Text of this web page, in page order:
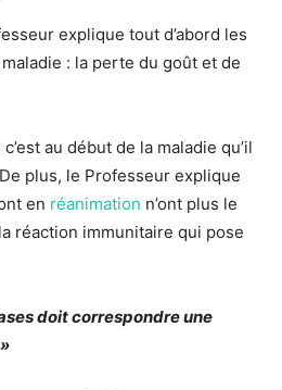
explique tout d’abord les
: la perte du goût et de
au début de la maladie qu’il
plus, le Professeur explique
en réanimation n’ont plus le
réaction immunitaire qui pose
doit correspondre une